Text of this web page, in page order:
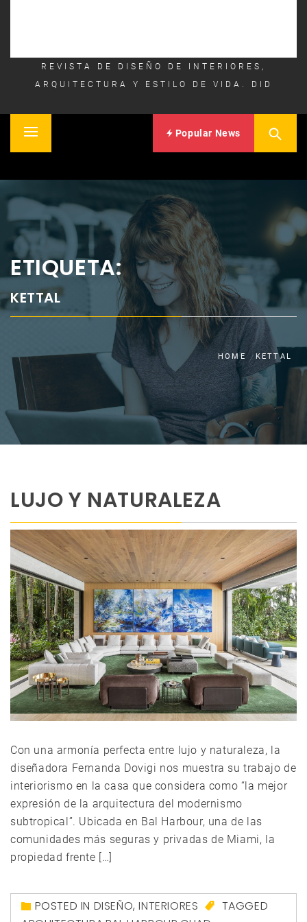
REVISTA DE DISEÑO DE INTERIORES,
ARQUITECTURA Y ESTILO DE VIDA. DID
Primary
Popular News
ETIQUETA:
KETTAL
HOME KETTAL
LUJO Y NATURALEZA
Con una armonía perfecta entre lujo y naturaleza, la
diseñadora Fernanda Dovigi nos muestra su trabajo de
interiorismo en la casa que considera como “la mejor
expresión de la arquitectura del modernismo
subtropical”. Ubicada en Bal Harbour, una de las
comunidades más seguras y privadas de Miami, la
propiedad frente […]
POSTED IN DISEÑO,INTERIORES
TAGGED